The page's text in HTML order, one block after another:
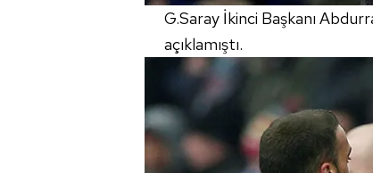
G.Saray İkinci Başkanı
açıklamıştı.